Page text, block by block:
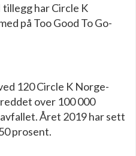
tillegg har Circle K
på Too Good To Go-
120 Circle K Norge-
over 100 000
Året 2019 har sett
prosent.